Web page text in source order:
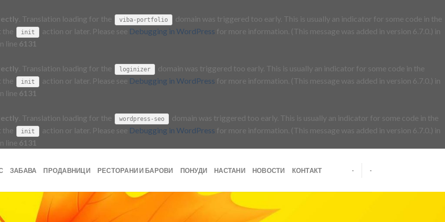
. Translation loading for the viba-portfolio
domain was triggered too early. This is usually an indicator for some code in the
the
init action or later. Please see Debugging in WordPress for more information. (This message was added in version 6.7.0.) in
line 6131
. Translation loading for the loginizer
domain was triggered too early. This is usually an indicator for some code in the
the
init action or later. Please see Debugging in WordPress for more information. (This message was added in version 6.7.0.) in
line 6131
. Translation loading for the wordpress-seo
domain was triggered too early. This is usually an indicator for some code in the
the
init action or later. Please see Debugging in WordPress for more information. (This message was added in version 6.7.0.) in
line 6131
ЗАБАВА ПРОДАВНИЦИ РЕСТОРАНИ И БАРОВИ ПОНУДИ НАСТАНИ НОВОСТИ КОНТАКТ - -